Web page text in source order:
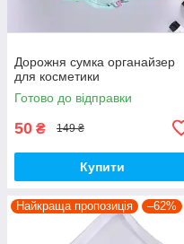
Дорожня сумка органайзер
для косметики
Готово до відправки
50 ₴ 149 ₴
Купити
Найкраща пропозиція –62%